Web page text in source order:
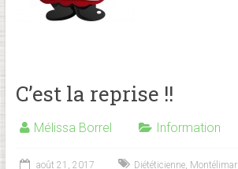
C’est la reprise !!
Mélissa Borrel Information
août 21, 2017 Diététicienne, Montélimar